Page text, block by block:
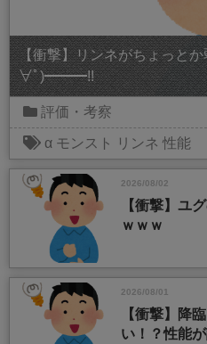
【衝撃】リンネがちょっと
∀ﾟ)━━━!!
評価・考察
α モンスト リンネ 性能
2026/08/02
【衝撃】ユ
ｗｗｗ
2026/08/01
【衝撃】降
い！？性能